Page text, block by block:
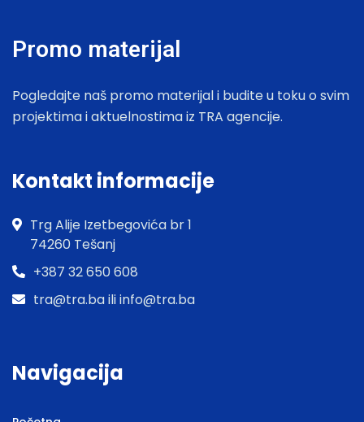
Promo materijal
Pogledajte naš promo materijal i budite u toku o svim
projektima i aktuelnostima iz TRA agencije.
Kontakt informacije
Trg Alije Izetbegovića br 1
74260 Tešanj
+387 32 650 608
tra@tra.ba ili info@tra.ba
Navigacija